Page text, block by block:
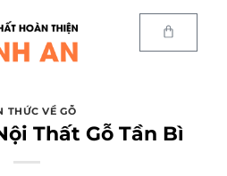
THỨC VỀ GỖ
Thất Gỗ Tần Bì